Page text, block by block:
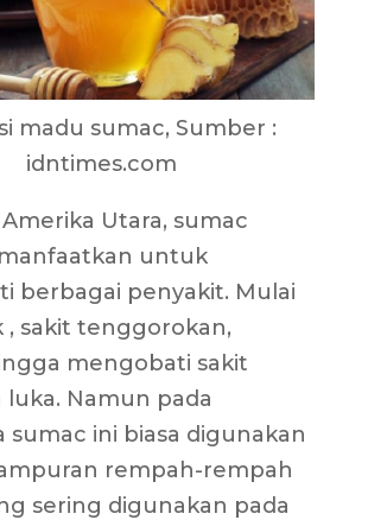
madu sumac, Sumber :
idntimes.com
Utara, sumac
untuk
berbagai penyakit. Mulai
, sakit tenggorokan,
mengobati sakit
Namun pada
sumac ini biasa digunakan
rempah-rempah
sering digunakan pada